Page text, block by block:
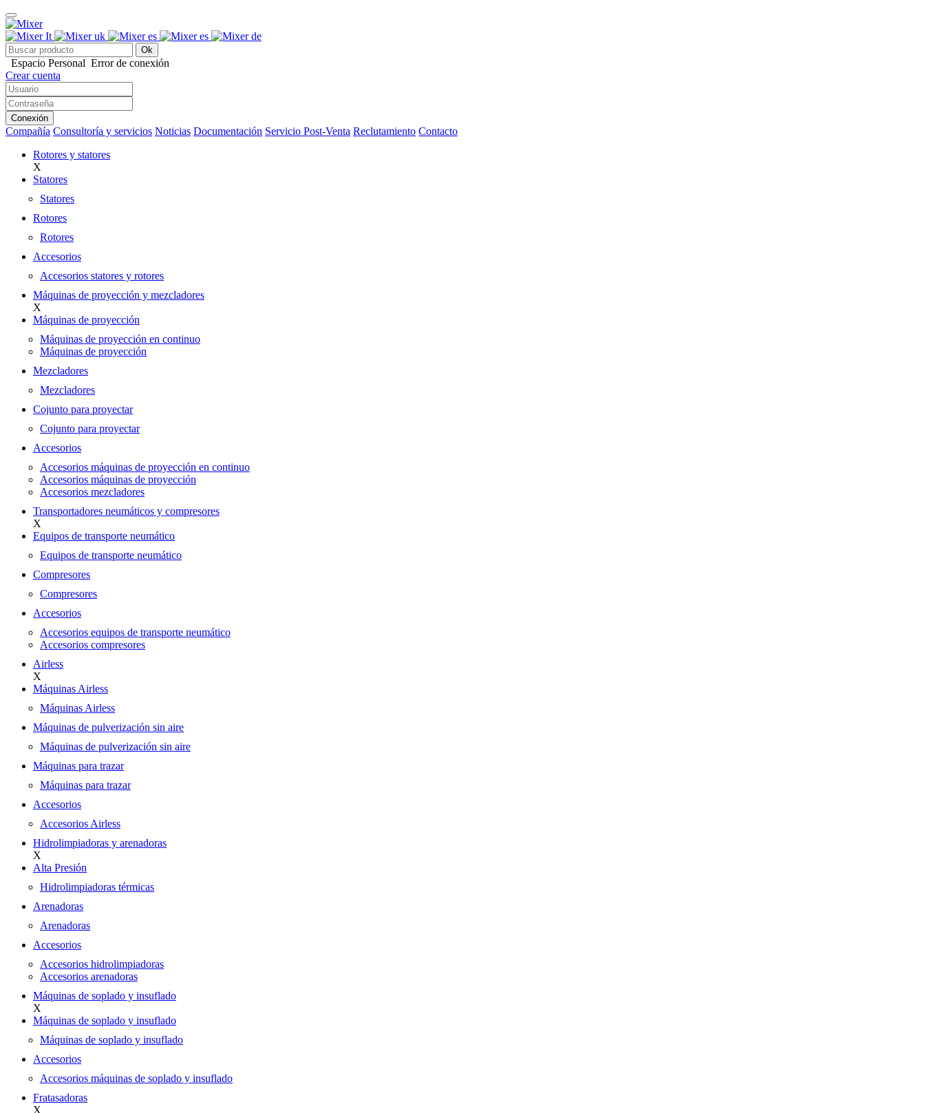
Ok
Espacio Personal Error de conexión
Crear cuenta
Conexión
Compañía Consultoría y servicios Noticias Documentación Servicio Post-Venta Reclutamiento Contacto
Rotores y statores
X
Statores
Statores
Rotores
Rotores
Accesorios
Accesorios statores y rotores
Máquinas de proyección y mezcladores
X
Máquinas de proyección
Máquinas de proyección en continuo
Máquinas de proyección
Mezcladores
Mezcladores
Cojunto para proyectar
Cojunto para proyectar
Accesorios
Accesorios máquinas de proyección en continuo
Accesorios máquinas de proyección
Accesorios mezcladores
Transportadores neumáticos y compresores
X
Equipos de transporte neumático
Equipos de transporte neumático
Compresores
Compresores
Accesorios
Accesorios equipos de transporte neumático
Accesorios compresores
Airless
X
Máquinas Airless
Máquinas Airless
Máquinas de pulverización sin aire
Máquinas de pulverización sin aire
Máquinas para trazar
Máquinas para trazar
Accesorios
Accesorios Airless
Hidrolimpiadoras y arenadoras
X
Alta Presión
Hidrolimpiadoras térmicas
Arenadoras
Arenadoras
Accesorios
Accesorios hidrolimpiadoras
Accesorios arenadoras
Máquinas de soplado y insuflado
X
Máquinas de soplado y insuflado
Máquinas de soplado y insuflado
Accesorios
Accesorios máquinas de soplado y insuflado
Fratasadoras
X